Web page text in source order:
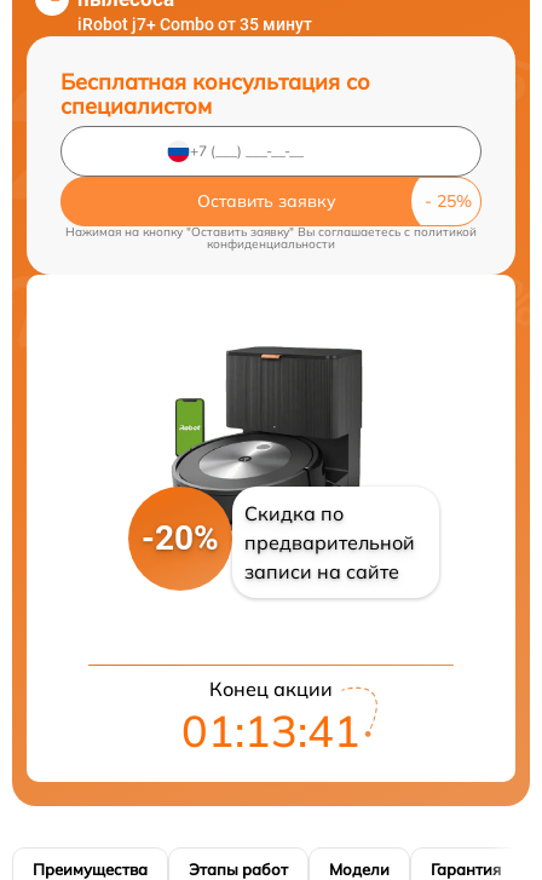
iRobot j7+ Combo от 35 минут
Бесплатная консультация со
специалистом
Оставить заявку
Нажимая на кнопку "Оставить заявку" Вы соглашаетесь cполитикой
конфиденциальности
-20%
Скидка по
предварительной
записи на сайте
Конец акции
01:13:40
Преимущества Этапы работ Модели Гарантия